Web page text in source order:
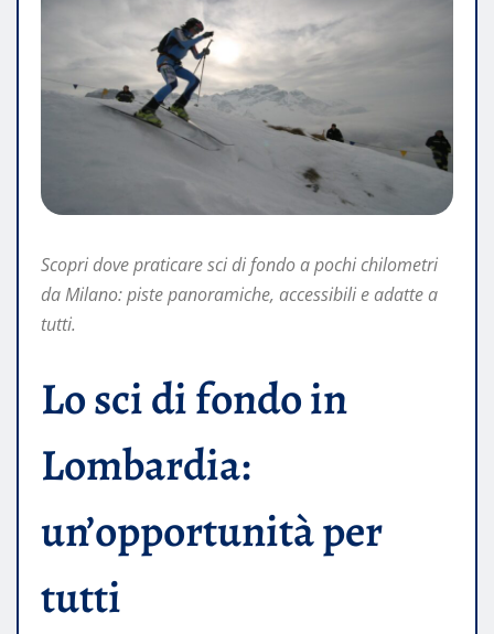
Scopri dove praticare sci di fondo a pochi chilometri
da Milano: piste panoramiche, accessibili e adatte a
tutti.
Lo sci di fondo in
Lombardia:
un’opportunità per
tutti